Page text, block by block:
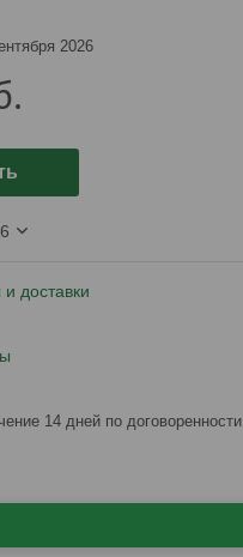
2026
доставки
14 дней по договоренности